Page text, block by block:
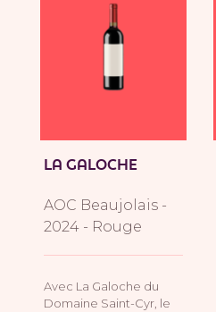
LA GALOCHE
AOC Beaujolais -
2024 - Rouge
Avec La Galoche du
Domaine Saint-Cyr, le